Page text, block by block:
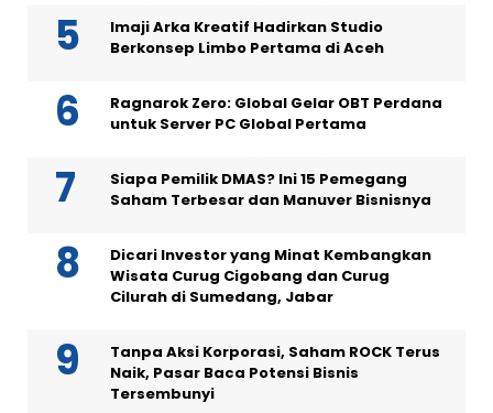
Imaji Arka Kreatif Hadirkan Studio
Berkonsep Limbo Pertama di Aceh
Ragnarok Zero: Global Gelar OBT Perdana
untuk Server PC Global Pertama
Siapa Pemilik DMAS? Ini 15 Pemegang
Saham Terbesar dan Manuver Bisnisnya
Dicari Investor yang Minat Kembangkan
Wisata Curug Cigobang dan Curug
Cilurah di Sumedang, Jabar
Tanpa Aksi Korporasi, Saham ROCK Terus
Naik, Pasar Baca Potensi Bisnis
Tersembunyi